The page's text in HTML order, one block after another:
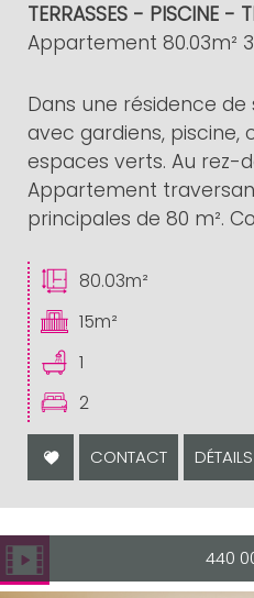
TERRASSES - PISCINE -
Appartement 80.03m²
Dans une résidence de
avec gardiens, piscine,
espaces verts. Au rez-
Appartement
principales de 80 m².
80.03m²
15m²
1
2
CONTACT DÉTAILS
440